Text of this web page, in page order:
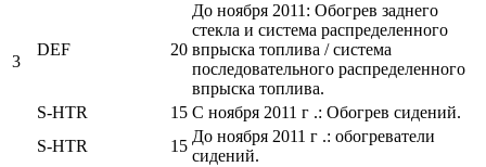
3
DEF 20
До ноября 2011: Обогрев заднего
стекла и система распределенного
впрыска топлива / система
последовательного распределенного
впрыска топлива.
S-HTR
15 С ноября 2011 г .: Обогрев сидений.
S-HTR 15
До ноября 2011 г .: обогреватели
сидений.